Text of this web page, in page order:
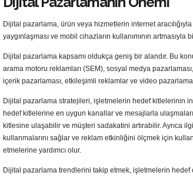
Dijital pazarlama, ürün veya hizmetlerin internet aracılığıyla
yaygınlaşması ve mobil cihazların kullanımının
Dijital pazarlama kapsamı oldukça geniş bir alandır. Bu
arama motoru reklamları (SEM), sosyal medya
içerik pazarlaması, etkileşimli reklamlar ve video
Dijital pazarlama stratejileri, işletmelerin hedef kitlelerinin
hedef kitlelerine en uygun kanallar ve mesajlarla
kitlesine ulaşabilir ve müşteri sadakatini artırabilir. Ayrıca
kullanmalarını sağlar ve reklam etkinliğini ölçmek için
etmelerine yardımcı olur.
Dijital pazarlama trendlerini takip etmek, işletmelerin